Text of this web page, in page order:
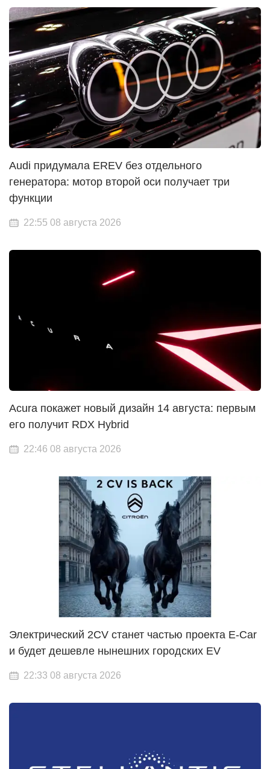
Audi придумала EREV без отдельного
генератора: мотор второй оси получает три
функции
22:55 08 августа 2026
Acura покажет новый дизайн 14 августа: первым
его получит RDX Hybrid
22:46 08 августа 2026
Электрический 2CV станет частью проекта E-Car
и будет дешевле нынешних городских EV
22:33 08 августа 2026